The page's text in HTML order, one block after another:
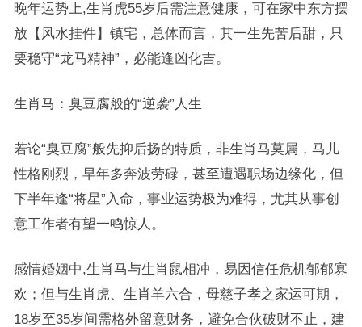
晚年运势上,生肖虎55岁后需注意健康，可在家中东方摆
放【风水挂件】镇宅，总体而言，其一生先苦后甜，只
要稳守“龙马精神”，必能逢凶化吉。
生肖马：臭豆腐般的“逆袭”人生
若论“臭豆腐”般先抑后扬的特质，非生肖马莫属，马儿
性格刚烈，早年多奔波劳碌，甚至遭遇职场边缘化，但
下半年逢“将星”入命，事业运势极为难得，尤其从事创
意工作者有望一鸣惊人。
感情婚姻中,生肖马与生肖鼠相冲，易因信任危机郁郁寡
欢；但与生肖虎、生肖羊六合，母慈子孝之家运可期，
18岁至35岁间需格外留意财务，避免合伙破财不止，建